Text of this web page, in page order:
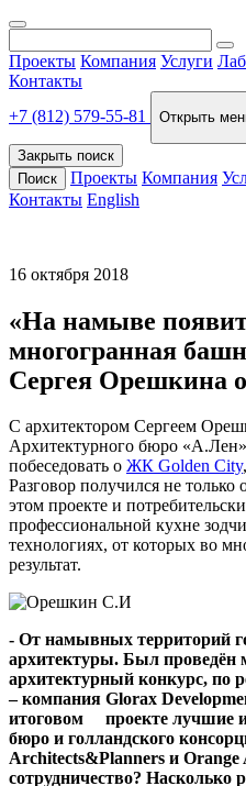
Проекты Компания Услуги
Контакты
+7 (812) 579-55-81
Открыть
Закрыть поиск
Поиск
Проекты Компания
Контакты English
16 октября 2018
«На намыве
многогранная
Сергея Орешкина
С архитектором Сергеем
Архитектурного бюро
побеседовать о ЖК Golden City
Разговор получился не только
этом проекте и
профессиональной кухне
технологиях, от которых во
результат.
- От намывных территорий
архитектуры. Был проведён
архитектурный конкурс, по
– компания Gloraх
итоговом проекте лучшие
бюро и голландского
Architects&Planners и Orange
сотрудничество? Насколько